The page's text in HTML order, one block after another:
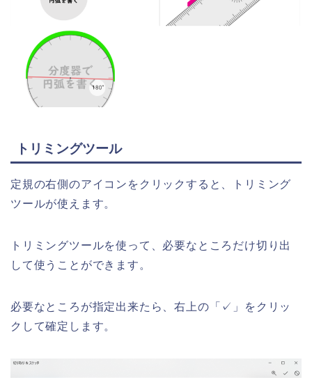
トリミングツール
定規の右側のアイコンをクリックすると、トリミング
ツールが使えます。
トリミングツールを使って、必要なところだけ切り出
して使うことができます。
必要なところが指定出来たら、右上の「✓」をクリッ
クして確定します。